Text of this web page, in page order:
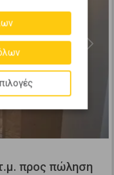
Next
προς πώληση